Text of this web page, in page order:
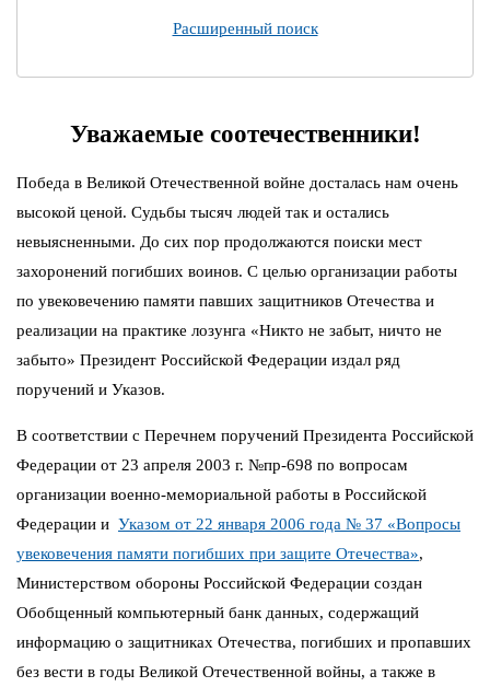
Расширенный поиск
Уважаемые соотечественники!
Победа в Великой Отечественной войне досталась нам очень
высокой ценой. Судьбы тысяч людей так и остались
невыясненными. До сих пор продолжаются поиски мест
захоронений погибших воинов. С целью организации работы
по увековечению памяти павших защитников Отечества и
реализации на практике лозунга «Никто не забыт, ничто не
забыто» Президент Российской Федерации издал ряд
поручений и Указов.
В соответствии с Перечнем поручений Президента Российской
Федерации от 23 апреля 2003 г. №пр-698 по вопросам
организации военно-мемориальной работы в Российской
Федерации и Указом от 22 января 2006 года № 37 «Вопросы
увековечения памяти погибших при защите Отечества»,
Министерством обороны Российской Федерации создан
Обобщенный компьютерный банк данных, содержащий
информацию о защитниках Отечества, погибших и пропавших
без вести в годы Великой Отечественной войны, а также в